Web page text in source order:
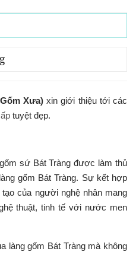
Xưa) xin giới thiệu tới các
tuyệt đẹp.
sứ Bát Tràng được làm thủ
gốm Bát Tràng. Sự kết hợp
của người nghệ nhân mang
thuật, tinh tế với nước men
làng gốm Bát Tràng mà không